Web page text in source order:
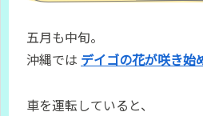
五月も中旬。
沖縄では デイゴの花が咲き始
車を運転していると、